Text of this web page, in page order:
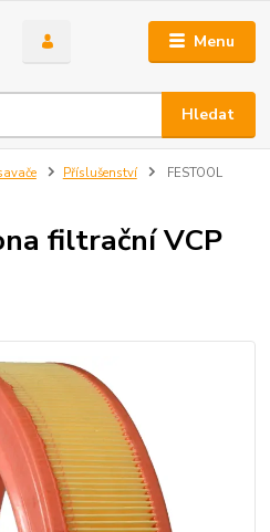
Menu
Hledat
Příslušenství
FESTOOL
filtrační VCP